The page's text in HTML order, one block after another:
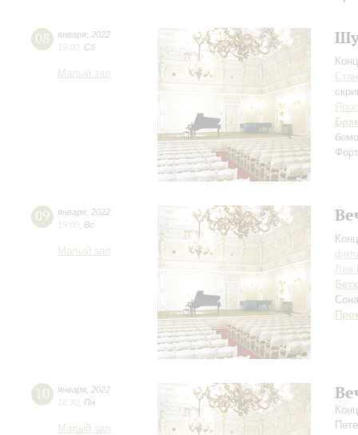
08 января 2022
19:00 Сб
Малый зал
09 января 2022
19:00 Вс
Малый зал
Лев
10 января 2022
18:30 Пн
Малый зал